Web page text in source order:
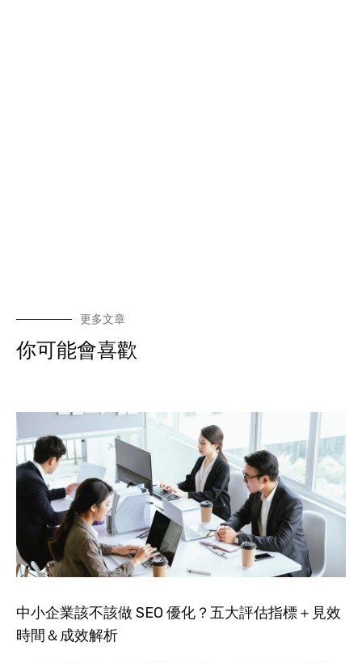
更多文章
你可能會喜歡
中小企業該不該做 SEO 優化？五大評估指標＋見效
時間＆成效解析